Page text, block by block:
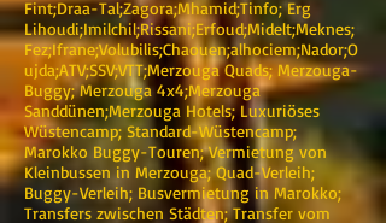
Fint;Draa-Tal;Zagora;Mhamid;Tinfo; Erg
Lihoudi;Imilchil;Rissani;Erfoud;Midelt;Meknes;
Fez;Ifrane;Volubilis;Chaouen;alhociem;Nador;O
ujda;ATV;SSV;VTT;Merzouga Quads; Merzouga-
Buggy; Merzouga 4x4;Merzouga
Sanddünen;Merzouga Hotels; Luxuriöses
Wüstencamp; Standard-Wüstencamp;
Marokko Buggy-Touren; Vermietung von
Kleinbussen in Merzouga; Quad-Verleih;
Buggy-Verleih; Busvermietung in Marokko;
Transfers zwischen Städten; Transfer vom